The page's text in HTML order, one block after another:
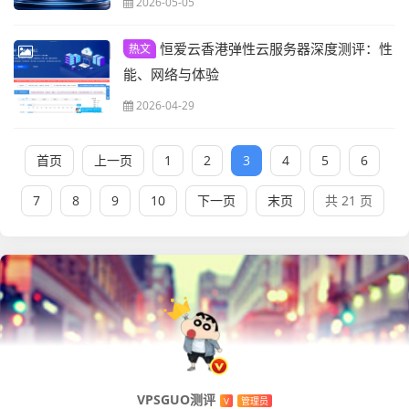
热文 恒爱云香港弹性云服务器深度测评：性
能、网络与体验
2026-04-29
首页 上一页 1 2 3 4 5 6
7 8 9 10 下一页 末页 共 21 页
VPSGUO测评 V 管理员